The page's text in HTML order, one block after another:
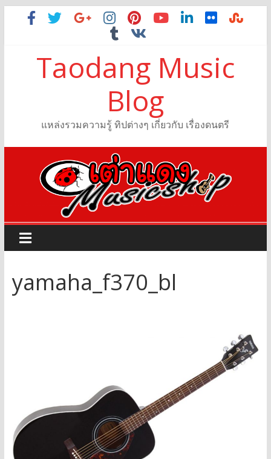
Taodang Music
Blog
แหล่งรวมความรู้ ทิปต่างๆ เกี่ยวกับ เรื่องดนตรี
yamaha_f370_bl